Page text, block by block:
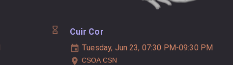
Cuir Cor
Tuesday, Jun 23, 07:30 PM-09:30 PM
CSOA CSN